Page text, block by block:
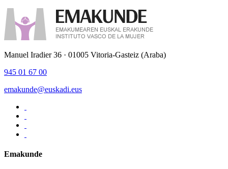
Manuel Iradier 36 · 01005 Vitoria-Gasteiz (Araba)
945 01 67 00
emakunde@euskadi.eus
Emakunde